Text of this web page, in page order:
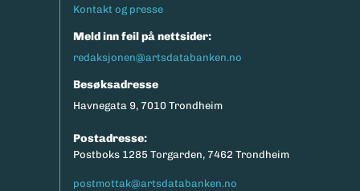
Kontakt og presse
Meld inn feil på nettsider:
redaksjonen@artsdatabanken.no
Besøksadresse
Havnegata 9, 7010 Trondheim
Postadresse:
Postboks 1285 Torgarden, 7462 Trondheim
postmottak@artsdatabanken.no